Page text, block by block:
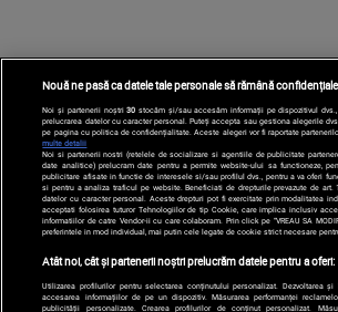
Nouă ne pasă ca datele tale personale să rămână confidențiale
Noi și partenerii noștri30 stocăm și/sau accesăm informații pe dispozitivul
prelucrarea datelor cu caracter personal. Puteți accepta sau gestiona alegerile
pe pagina cu politica de confidențialitate. Aceste alegeri vor fi raportate
multe detalii
Noi si partenerii nostri (retelele de socializare si agentiile de publicitate
date analitice) prelucram date pentru a permite website-ului sa functioneze,
publicitare afisate in functie de interesele si/sau profilul dvs., pentru a va oferi
si pentru a analiza traficul pe website. Beneficiati de drepturile prevazute de art.
datelor cu caracter personal. Aceste drepturi pot fi exercitate prin modalitatea
acceptati folosirea tuturor Tehnologiilor de tip Cookie, care implica inclusiv
informatiilor de catre Vendor-ii cu care colaboram. Prin click pe “VREAU SA
preferintele in mod individual, mai putin cele legate de cookie strict necesare
Atât noi, cât și partenerii noștri prelucrăm datele pentru a oferi:
Utilizarea profilurilor pentru selectarea conținutului personalizat. Dezvoltarea
accesarea informațiilor de pe un dispozitiv. Măsurarea performanței
publicității personalizate. Crearea profilurilor de conținut personalizat.